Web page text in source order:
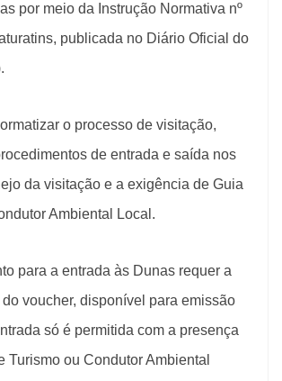
por meio da Instrução Normativa nº
publicada no Diário Oficial do
o processo de visitação,
de entrada e saída nos
da visitação e a exigência de Guia
Ambiental Local.
para a entrada às Dunas requer a
voucher, disponível para emissão
só é permitida com a presença
Turismo ou Condutor Ambiental